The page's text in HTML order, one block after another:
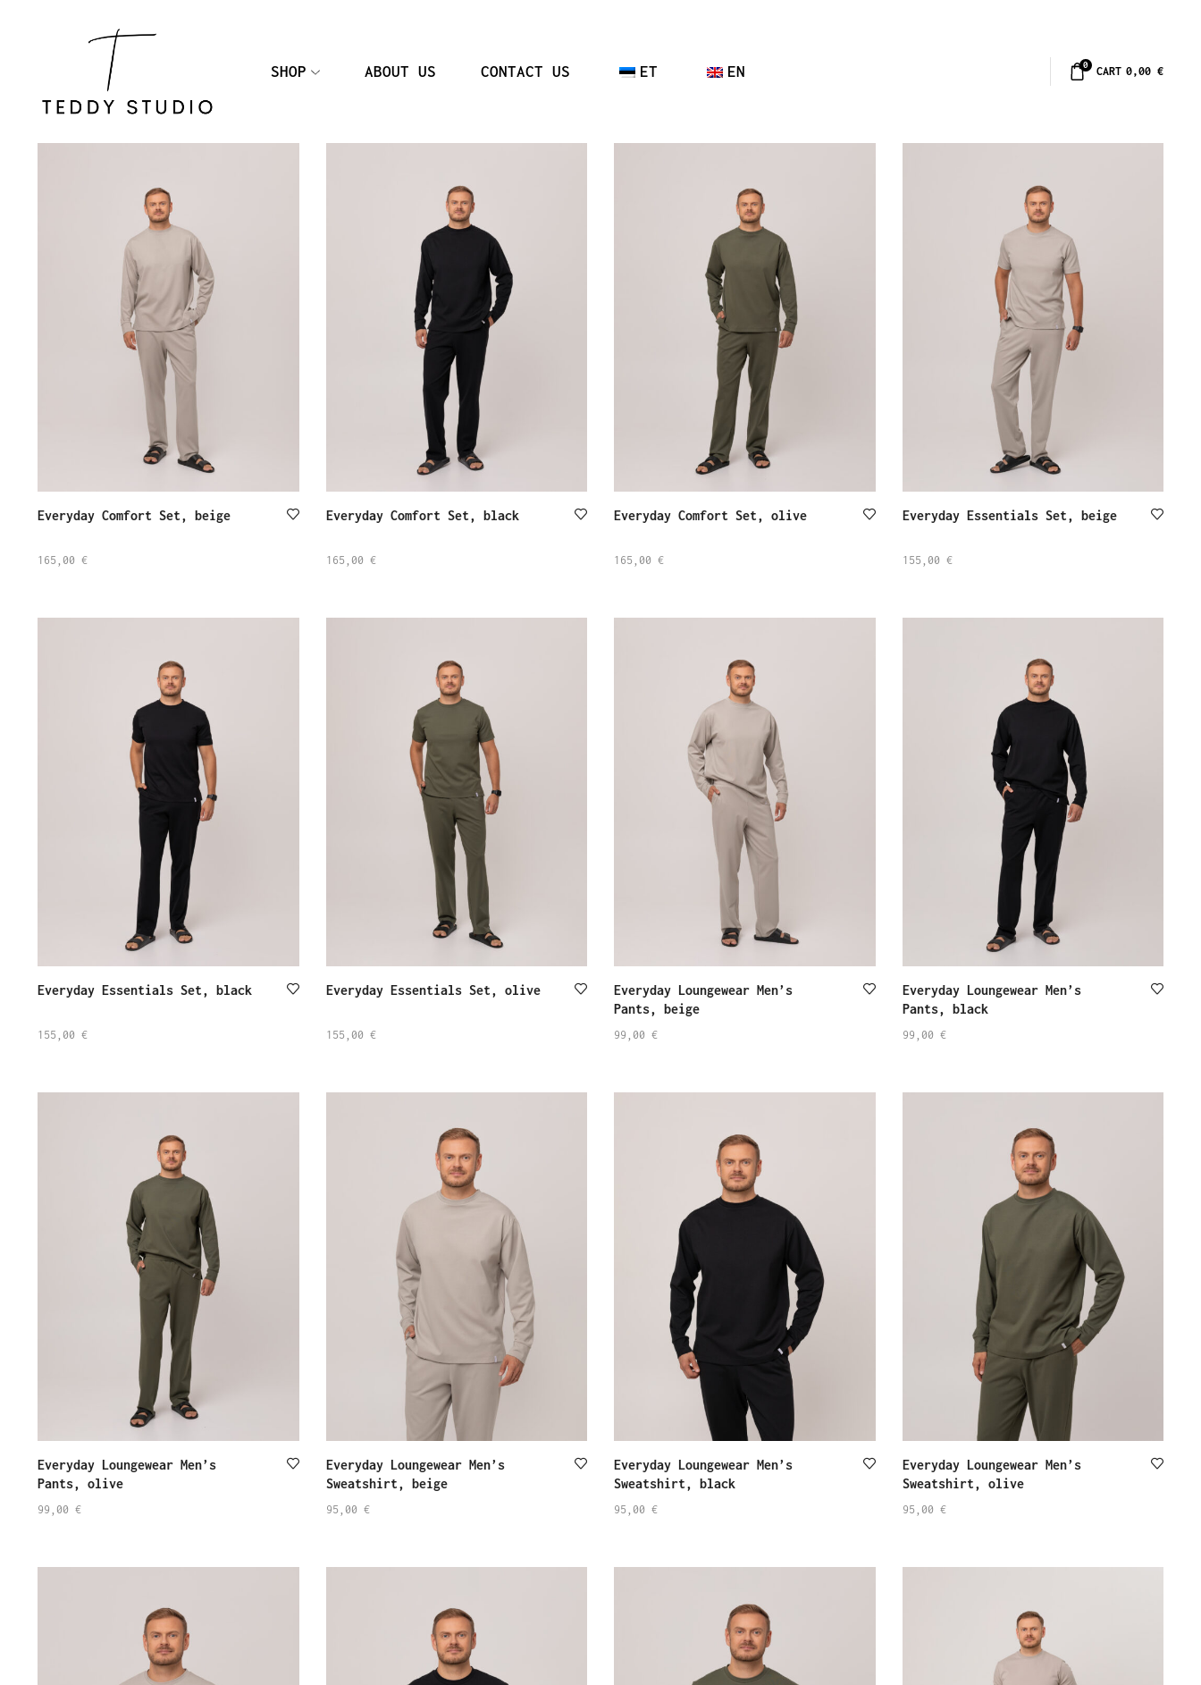
SHOP ABOUT US CONTACT US ET EN 0 CART 0,00 €
Everyday Comfort Set, beige
165,00 €
Everyday Comfort Set, black
165,00 €
Everyday Comfort Set, olive
165,00 €
Everyday Essentials Set, beige
155,00 €
Everyday Essentials Set, black
155,00 €
Everyday Essentials Set, olive
155,00 €
Everyday Loungewear Men’s
Pants, beige
99,00 €
Everyday Loungewear Men’s
Pants, black
99,00 €
Everyday Loungewear Men’s
Pants, olive
99,00 €
Everyday Loungewear Men’s
Sweatshirt, beige
95,00 €
Everyday Loungewear Men’s
Sweatshirt, black
95,00 €
Everyday Loungewear Men’s
Sweatshirt, olive
95,00 €